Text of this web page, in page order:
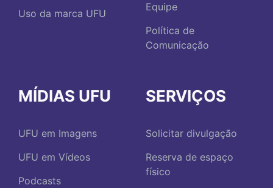
Uso da marca UFU
Equipe
Política de
Comunicação
MÍDIAS UFU
UFU em Imagens
UFU em Vídeos
Podcasts
SERVIÇOS
Solicitar divulgação
Reserva de espaço
físico